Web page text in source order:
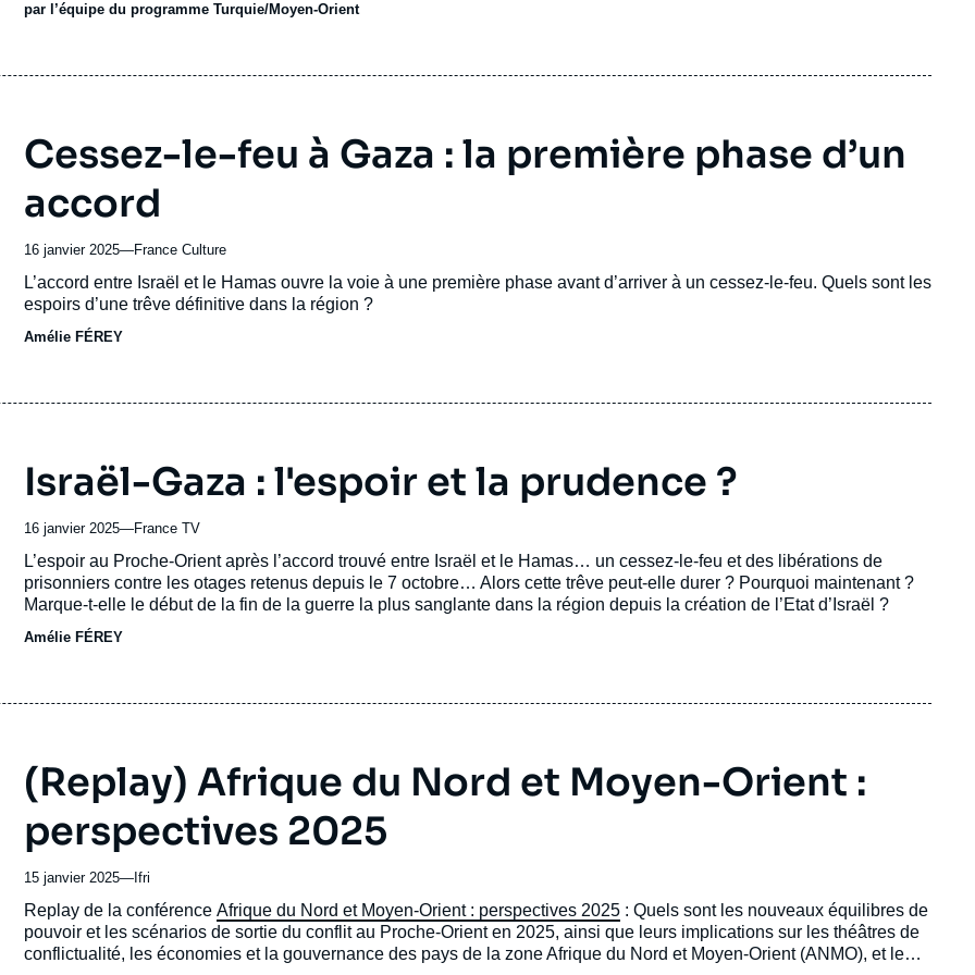
par l’équipe du programme Turquie/Moyen-Orient
Cessez-le-feu à Gaza : la première phase d’un
accord
16 janvier 2025—Nom
du
journal,
revue
France Culture
Accroche
L’accord entre Israël et le Hamas ouvre la voie à une première phase avant d’arriver à un cessez-le-feu. Quels sont les
espoirs d’une trêve définitive dans la région ?
Amélie FÉREY
Israël-Gaza : l'espoir et la prudence ?
16 janvier 2025—Nom
journal,
revue
ou
France TV
Accroche
L’espoir au Proche-Orient après l’accord trouvé entre Israël et le Hamas… un cessez-le-feu et des libérations de
prisonniers contre les otages retenus depuis le 7 octobre… Alors cette trêve peut-elle durer ? Pourquoi maintenant ?
Marque-t-elle le début de la fin de la guerre la plus sanglante dans la région depuis la création de l’Etat d’Israël ?
Amélie FÉREY
(Replay) Afrique du Nord et Moyen-Orient :
perspectives 2025
15 janvier 2025— Nom
journal,
revue
ou
Ifri
Accroche
Replay de la conférence Afrique du Nord et Moyen-Orient : perspectives 2025 : Quels sont les nouveaux équilibres de
pouvoir et les scénarios de sortie du conflit au Proche-Orient en 2025, ainsi que leurs implications sur les théâtres de
conflictualité, les économies et la gouvernance des pays de la zone Afrique du Nord et Moyen-Orient (ANMO), et le